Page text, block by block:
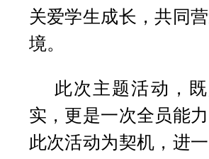
关爱学生成长，共同
境。
此次主题活动，
实，更是一次全员能
此次活动为契机，进